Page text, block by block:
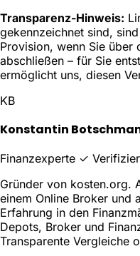
Transparenz-Hinweis:
gekennzeichnet sind,
Provision, wenn Sie über
abschließen – für Sie
ermöglicht uns, diesen
KB
Konstantin
Finanzexperte ✓
Gründer von kosten.org.
einem Online Broker und
Erfahrung in den
Depots, Broker und
Transparente Vergleiche